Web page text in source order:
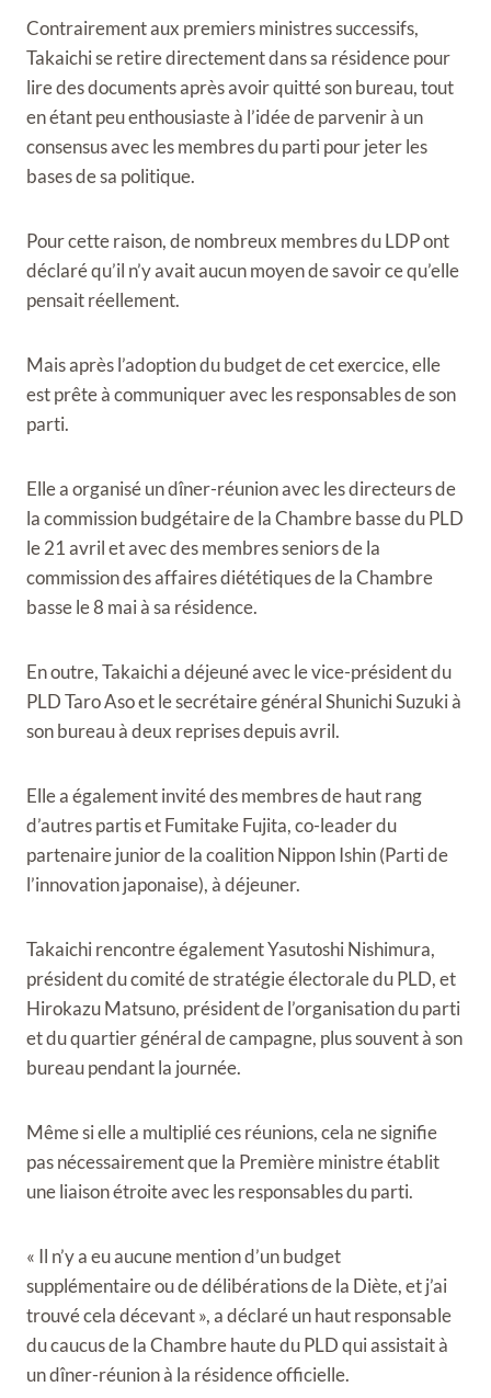
Contrairement aux premiers ministres successifs,
Takaichi se retire directement dans sa résidence pour
lire des documents après avoir quitté son bureau, tout
en étant peu enthousiaste à l’idée de parvenir à un
consensus avec les membres du parti pour jeter les
bases de sa politique.
Pour cette raison, de nombreux membres du LDP ont
déclaré qu’il n’y avait aucun moyen de savoir ce qu’elle
pensait réellement.
Mais après l’adoption du budget de cet exercice, elle
est prête à communiquer avec les responsables de son
parti.
Elle a organisé un dîner-réunion avec les directeurs de
la commission budgétaire de la Chambre basse du PLD
le 21 avril et avec des membres seniors de la
commission des affaires diététiques de la Chambre
basse le 8 mai à sa résidence.
En outre, Takaichi a déjeuné avec le vice-président du
PLD Taro Aso et le secrétaire général Shunichi Suzuki à
son bureau à deux reprises depuis avril.
Elle a également invité des membres de haut rang
d’autres partis et Fumitake Fujita, co-leader du
partenaire junior de la coalition Nippon Ishin (Parti de
l’innovation japonaise), à ​​déjeuner.
Takaichi rencontre également Yasutoshi Nishimura,
président du comité de stratégie électorale du PLD, et
Hirokazu Matsuno, président de l’organisation du parti
et du quartier général de campagne, plus souvent à son
bureau pendant la journée.
Même si elle a multiplié ces réunions, cela ne signifie
pas nécessairement que la Première ministre établit
une liaison étroite avec les responsables du parti.
« Il n’y a eu aucune mention d’un budget
supplémentaire ou de délibérations de la Diète, et j’ai
trouvé cela décevant », a déclaré un haut responsable
du caucus de la Chambre haute du PLD qui assistait à
un dîner-réunion à la résidence officielle.